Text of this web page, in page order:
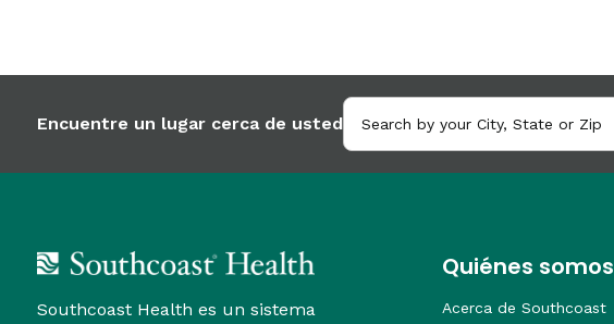
Encuentre un lugar cerca de usted
Southcoast Health es un sistema
Quiénes somos
Acerca de Southcoast